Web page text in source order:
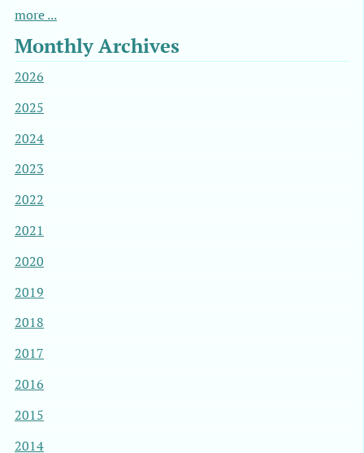
more ...
Monthly Archives
2026
2025
2024
2023
2022
2021
2020
2019
2018
2017
2016
2015
2014